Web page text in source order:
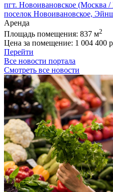
пгт. Новоивановское (Москва
поселок Новоивановское,
Аренда
Площадь помещения: 837 м2
Цена за помещение: 1 004 400
Перейти
Все новости портала
Смотреть все новости